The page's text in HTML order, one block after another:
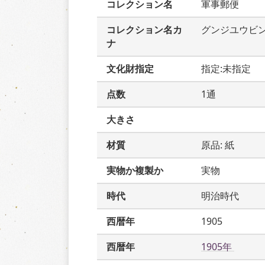
コレクション名
軍事郵便
コレクション名カ
ナ
グンジユウビ
文化財指定
指定:未指定
点数
1通
大きさ
材質
原品: 紙
実物か複製か
実物
時代
明治時代
西暦年
1905
西暦年
1905年